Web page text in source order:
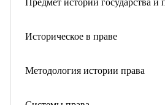
Историческое в праве
Методология истории права